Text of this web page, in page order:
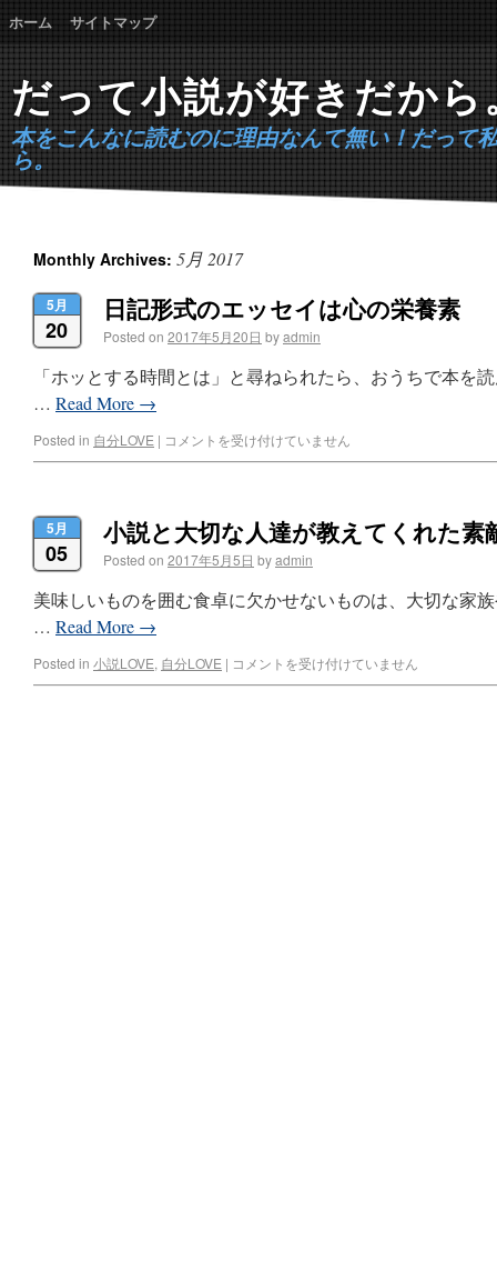
ホーム サイトマップ
だって小説が好きだから
本をこんなに読むのに理由なんて無い！だって
ら。
Monthly Archives: 5月 2017
5月
20
日記形式のエッセイは心の栄養素
Posted on 2017年5月20日 byadmin
「ホッとする時間とは」と尋ねられたら、おうちで本を
… Read More →
Posted in 自分LOVE | コメントを受け付けていません
5月
05
小説と大切な人達が教えてくれた素
Posted on 2017年5月5日 byadmin
美味しいものを囲む食卓に欠かせないものは、大切な家
… Read More →
Posted in 小説LOVE, 自分LOVE | コメントを受け付けていません